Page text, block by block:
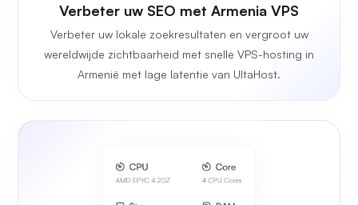
Verbeter uw SEO met Armenia VPS
Verbeter uw lokale zoekresultaten en vergroot uw
wereldwijde zichtbaarheid met snelle VPS-hosting in
Armenië met lage latentie van UltaHost.